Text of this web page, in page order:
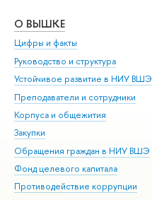
О ВЫШКЕ
Цифры и факты
Руководство и структура
Устойчивое развитие в НИУ ВШЭ
Преподаватели и сотрудники
Корпуса и общежития
Закупки
Обращения граждан в НИУ ВШЭ
Фонд целевого капитала
Противодействие коррупции